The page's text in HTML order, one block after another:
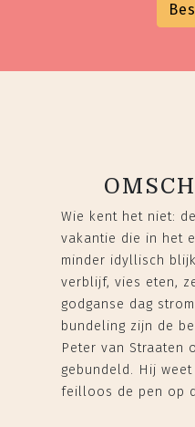
Wie kent het niet:
vakantie die in het
minder idyllisch
verblijf, vies eten,
godganse dag
bundeling zijn de
Peter van Straaten
gebundeld. Hij
feilloos de pen op